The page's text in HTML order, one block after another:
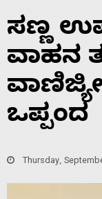
ಸಣ್ಣ
ವಾಹನ
ಒಪ್ಪಂದ
Thursday,